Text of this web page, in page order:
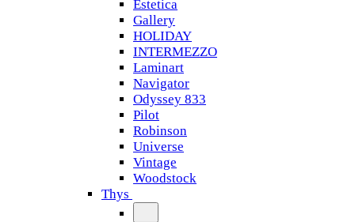
Estetica
Gallery
HOLIDAY
INTERMEZZO
Laminart
Navigator
Odyssey 833
Pilot
Robinson
Universe
Vintage
Woodstock
Thys